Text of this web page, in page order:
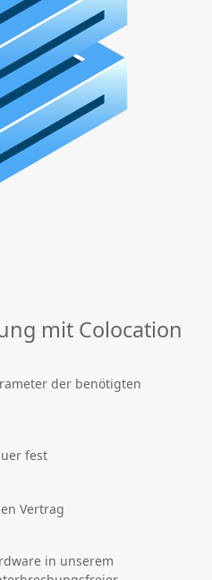
mit Colocation
der benötigten
fest
Vertrag
in unserem